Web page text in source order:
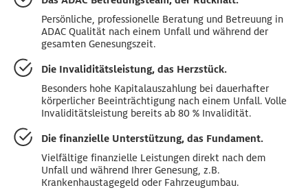
Badesee
Trümmerbruch im Bein nach selbst
verschuldetem Motorradunfall bei
einem Wochenendausflug
Schleudertrauma nach selbst
verschuldetem Auffahrunfall beim
Einkaufen
Verbrennungen mit kochendem Wasser
beim Teekochen
Armbruch nach Leitersturz beim
Fensterputzen
Fußbruch nach Ausrutschen auf einem
Spielzeugauto.
Badesee
Trümmerbruch im Bein nach selbst
verschuldetem Motorradunfall bei
einem Wochenendausflug
Schleudertrauma nach selbst
verschuldetem Auffahrunfall beim
Einkaufen
Verbrennungen mit kochendem Wasser
beim Teekochen
Armbruch nach Leitersturz beim
Fensterputzen
Fußbruch nach Ausrutschen auf einem
Spielzeugauto.
Persönliche, professionelle Beratung und Betreuung in
ADAC Qualität nach einem Unfall und während der
gesamten Genesungszeit.
Die Invaliditätsleistung, das Herzstück.
Besonders hohe Kapital­auszahlung bei dauerhafter
körperlicher Beeinträchtigung nach einem Unfall. Volle
Invaliditäts­leistung bereits ab 80 % Invalidität.
Die finanzielle Unterstützung, das Fundament.
Vielfältige finanzielle Leistungen direkt nach dem
Unfall und während Ihrer Genesung, z.B.
Krankenhaustagegeld oder Fahrzeugumbau.